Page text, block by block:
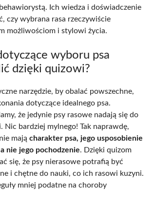
Ich wiedza i doświadczenie
czy wybrana rasa rzeczywiście
możliwościom i stylowi życia.
wyboru psa
dzięki quizowi?
narzędzie, by obalać powszechne,
dotyczące idealnego psa.
że jedynie psy rasowe nadają się do
Nic bardziej mylnego! Tak naprawdę,
mają charakter psa, jego usposobienie
nie jego pochodzenie. Dzięki quizom
się, że psy nierasowe potrafią być
i chętne do nauki, co ich rasowi kuzyni.
mniej podatne na choroby